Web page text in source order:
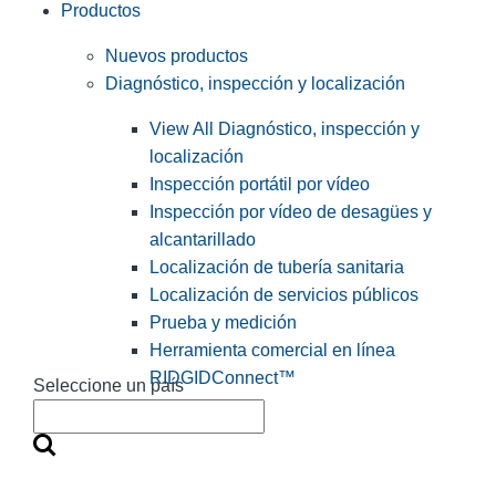
Seleccione un país
Productos
Nuevos productos
Diagnóstico, inspección y localización
View All Diagnóstico, inspección y
localización
Inspección portátil por vídeo
Inspección por vídeo de desagües y
alcantarillado
Localización de tubería sanitaria
Localización de servicios públicos
Prueba y medición
Herramienta comercial en línea
RIDGIDConnect™